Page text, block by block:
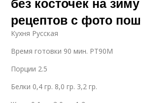
рецептов с фото
Кухня Русская
Время готовки 90 мин. PT90M
Порции 2.5
Белки 0,4 гр. 8,0 гр. 3,2 гр.